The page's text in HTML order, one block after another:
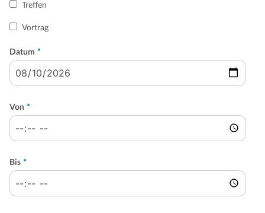
Treffen
Vortrag
Datum *
Von *
Bis *